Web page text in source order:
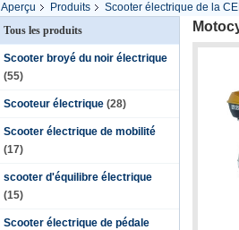
Aperçu Produits Scooter électrique de la
Tous les produits
Scooter broyé du noir électrique
(55)
Scooteur électrique (28)
Scooter électrique de mobilité
(17)
scooter d'équilibre électrique
(15)
Scooter électrique de pédale